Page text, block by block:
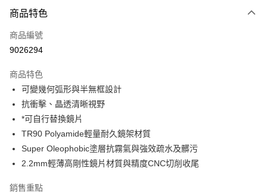
LINE Pay
Apple Pay
運送方式
全家店到店
每筆NT$80，滿NT$10,000(含以上)免運費
付款後全家取貨
每筆NT$80，滿NT$10,000(含以上)免運費
7-11店到店
商品特色
商品編號
9026294
商品特色
可變幾何弧形與半無框設計
抗衝擊、晶透清晰視野
*可自行替換鏡片
TR90 Polyamide輕量耐久鏡架材質
Super Oleophobic塗層抗霧氣與強效疏水及髒污
2.2mm輕薄高剛性鏡片材質與精度CNC切削收尾
銷售重點